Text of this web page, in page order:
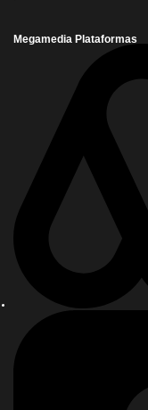
Megamedia Plataformas